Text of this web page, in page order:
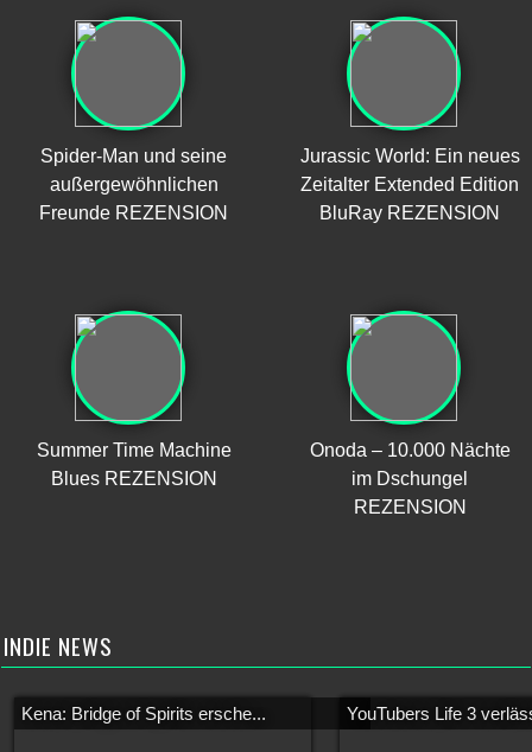
Spider-Man und seine
außergewöhnlichen
Freunde REZENSION
Jurassic World: Ein neues
Zeitalter Extended Edition
BluRay REZENSION
Summer Time Machine
Blues REZENSION
Onoda – 10.000 Nächte
im Dschungel
REZENSION
INDIE NEWS
Kena: Bridge of Spirits ersche... YouTubers Life 3